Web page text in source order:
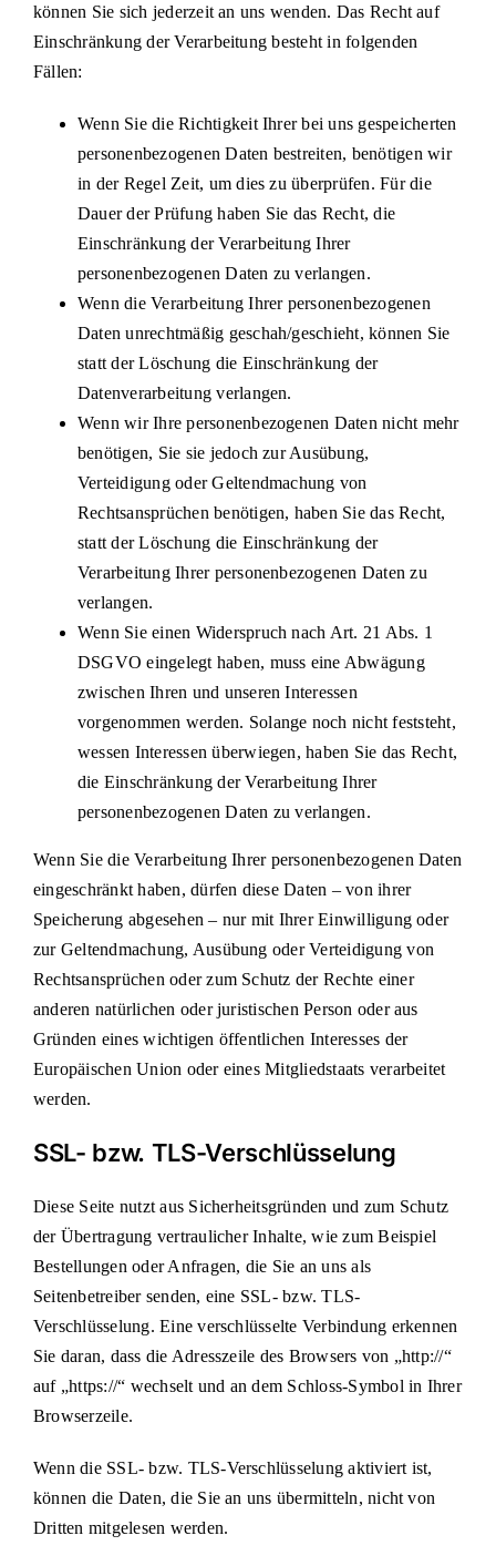
können Sie sich jederzeit an uns wenden. Das Recht auf
Einschränkung der Verarbeitung besteht in folgenden
Fällen:
Wenn Sie die Richtigkeit Ihrer bei uns gespeicherten
personenbezogenen Daten bestreiten, benötigen wir
in der Regel Zeit, um dies zu überprüfen. Für die
Dauer der Prüfung haben Sie das Recht, die
Einschränkung der Verarbeitung Ihrer
personenbezogenen Daten zu verlangen.
Wenn die Verarbeitung Ihrer personenbezogenen
Daten unrechtmäßig geschah/geschieht, können Sie
statt der Löschung die Einschränkung der
Datenverarbeitung verlangen.
Wenn wir Ihre personenbezogenen Daten nicht mehr
benötigen, Sie sie jedoch zur Ausübung,
Verteidigung oder Geltendmachung von
Rechtsansprüchen benötigen, haben Sie das Recht,
statt der Löschung die Einschränkung der
Verarbeitung Ihrer personenbezogenen Daten zu
verlangen.
Wenn Sie einen Widerspruch nach Art. 21 Abs. 1
DSGVO eingelegt haben, muss eine Abwägung
zwischen Ihren und unseren Interessen
vorgenommen werden. Solange noch nicht feststeht,
wessen Interessen überwiegen, haben Sie das Recht,
die Einschränkung der Verarbeitung Ihrer
personenbezogenen Daten zu verlangen.
Wenn Sie die Verarbeitung Ihrer personenbezogenen Daten
eingeschränkt haben, dürfen diese Daten – von ihrer
Speicherung abgesehen – nur mit Ihrer Einwilligung oder
zur Geltendmachung, Ausübung oder Verteidigung von
Rechtsansprüchen oder zum Schutz der Rechte einer
anderen natürlichen oder juristischen Person oder aus
Gründen eines wichtigen öffentlichen Interesses der
Europäischen Union oder eines Mitgliedstaats verarbeitet
werden.
SSL- bzw. TLS-Verschlüsselung
Diese Seite nutzt aus Sicherheitsgründen und zum Schutz
der Übertragung vertraulicher Inhalte, wie zum Beispiel
Bestellungen oder Anfragen, die Sie an uns als
Seitenbetreiber senden, eine SSL- bzw. TLS-
Verschlüsselung. Eine verschlüsselte Verbindung erkennen
Sie daran, dass die Adresszeile des Browsers von „http://“
auf „https://“ wechselt und an dem Schloss-Symbol in Ihrer
Browserzeile.
Wenn die SSL- bzw. TLS-Verschlüsselung aktiviert ist,
können die Daten, die Sie an uns übermitteln, nicht von
Dritten mitgelesen werden.